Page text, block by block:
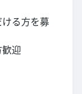
る方を募
迎